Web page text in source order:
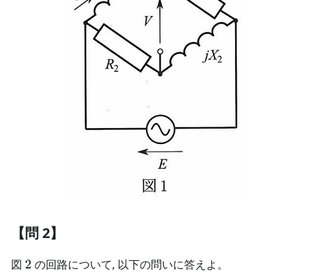
【問 2】
図 2
2 の回路について, 以下の問いに答えよ。